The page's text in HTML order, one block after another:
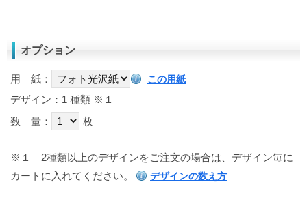
オプション
用 紙： この用紙
デザイン：1 種類 ※１
数 量：
枚
※１
2種類以上のデザインをご注文の場合は、デザイン毎に
カートに入れてください。
デザインの数え方